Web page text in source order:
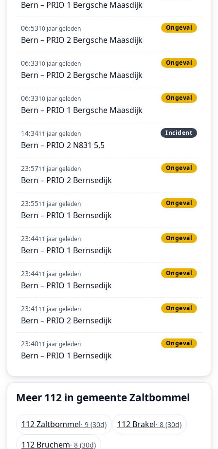
Bern – PRIO 1 Bergsche Maasdijk
06:5310 jaar geleden Ongeval
Bern – PRIO 2 Bergsche Maasdijk
06:3310 jaar geleden Ongeval
Bern – PRIO 2 Bergsche Maasdijk
06:3310 jaar geleden Ongeval
Bern – PRIO 1 Bergsche Maasdijk
14:3411 jaar geleden Incident
Bern – PRIO 2 N831 5,5
23:5711 jaar geleden Ongeval
Bern – PRIO 2 Bernsedijk
23:5511 jaar geleden Ongeval
Bern – PRIO 1 Bernsedijk
23:4411 jaar geleden Ongeval
Bern – PRIO 1 Bernsedijk
23:4411 jaar geleden Ongeval
Bern – PRIO 1 Bernsedijk
23:41 11 jaar geleden Ongeval
Bern – PRIO 2 Bernsedijk
23:4011 jaar geleden Ongeval
Bern – PRIO 1 Bernsedijk
Meer 112 in gemeente Zaltbommel
112 Zaltbommel· 9 (30d) 112 Brakel· 8 (30d)
112 Bruchem· 8 (30d)